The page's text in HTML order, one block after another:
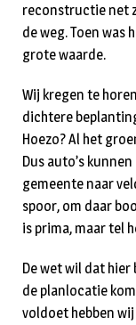
reconstructie net
de weg. Toen was
grote waarde.
Wij kregen te
dichtere
Hoezo? Al het
Dus auto’s
gemeente naar
spoor, om daar
is prima, maar tel
De wet wil dat
de planlocatie
voldoet hebben